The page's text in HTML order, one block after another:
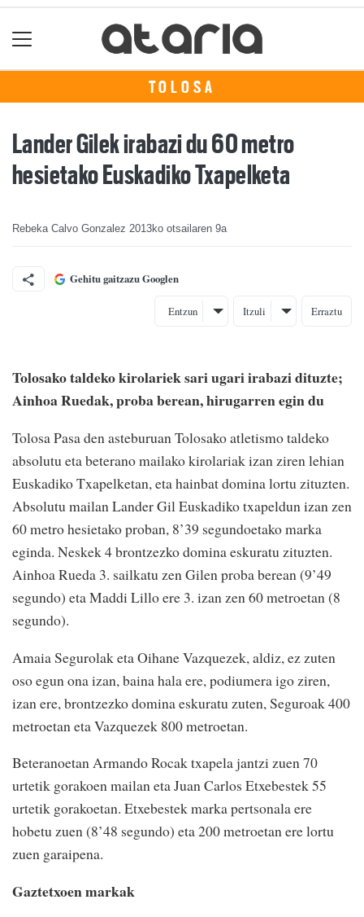
TOLOSA
Lander Gilek irabazi du 60 metro
hesietako Euskadiko Txapelketa
Rebeka Calvo Gonzalez 2013ko otsailaren 9a
Gehitu gaitzazu Googlen
Entzun Itzuli Erraztu
Tolosako taldeko kirolariek sari ugari irabazi dituzte;
Ainhoa Ruedak, proba berean, hirugarren egin du
Tolosa Pasa den asteburuan Tolosako atletismo taldeko
absolutu eta beterano mailako kirolariak izan ziren lehian
Euskadiko Txapelketan, eta hainbat domina lortu zituzten.
Absolutu mailan Lander Gil Euskadiko txapeldun izan zen
60 metro hesietako proban, 8’39 segundoetako marka
eginda. Neskek 4 brontzezko domina eskuratu zituzten.
Ainhoa Rueda 3. sailkatu zen Gilen proba berean (9’49
segundo) eta Maddi Lillo ere 3. izan zen 60 metroetan (8
segundo).
Amaia Segurolak eta Oihane Vazquezek, aldiz, ez zuten
oso egun ona izan, baina hala ere, podiumera igo ziren,
izan ere, brontzezko domina eskuratu zuten, Seguroak 400
metroetan eta Vazquezek 800 metroetan.
Beteranoetan Armando Rocak txapela jantzi zuen 70
urtetik gorakoen mailan eta Juan Carlos Etxebestek 55
urtetik gorakoetan. Etxebestek marka pertsonala ere
hobetu zuen (8’48 segundo) eta 200 metroetan ere lortu
zuen garaipena.
Gaztetxoen markak